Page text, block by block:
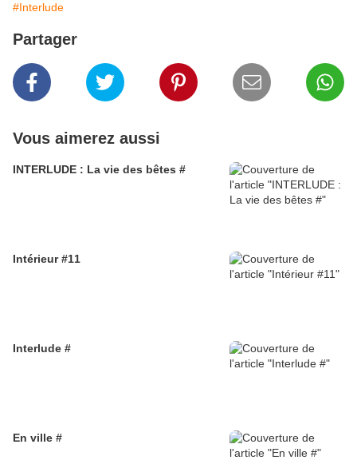
#Interlude
Partager
Vous aimerez aussi
INTERLUDE : La vie des bêtes #
Intérieur #11
Interlude #
En ville #